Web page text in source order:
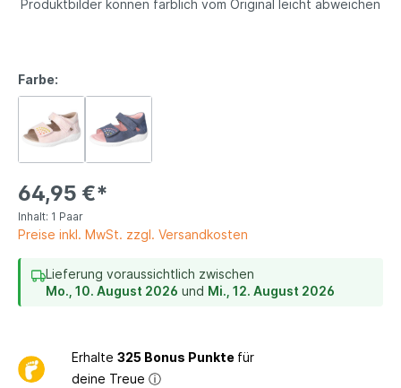
Produktbilder können farblich vom Original leicht abweichen
Farbe:
64,95 €*
Inhalt: 1 Paar
Preise inkl. MwSt. zzgl. Versandkosten
Lieferung voraussichtlich zwischen
Mo., 10. August 2026 und Mi., 12. August 2026
Erhalte 325 Bonus Punkte für
deine Treue ⓘ